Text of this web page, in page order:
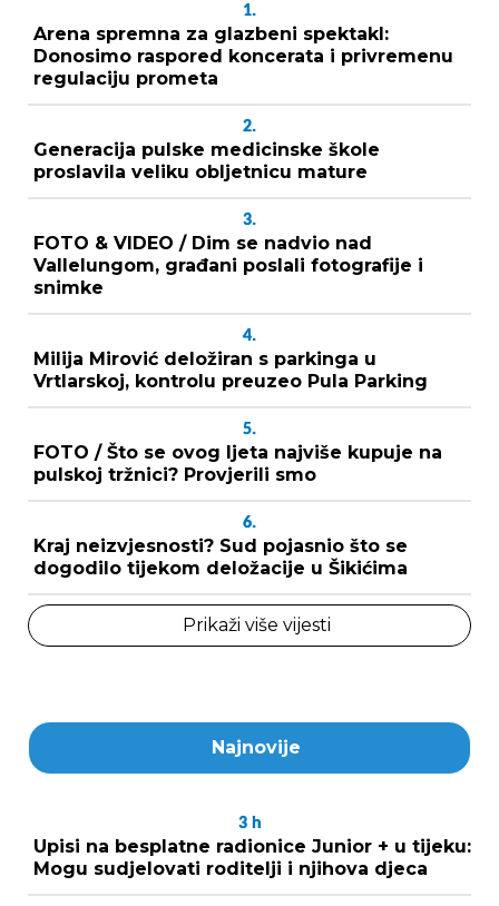
1.
Arena spremna za glazbeni spektakl:
Donosimo raspored koncerata i privremenu
regulaciju prometa
2.
Generacija pulske medicinske škole
proslavila veliku obljetnicu mature
3.
FOTO & VIDEO / Dim se nadvio nad
Vallelungom, građani poslali fotografije i
snimke
4.
Milija Mirović deložiran s parkinga u
Vrtlarskoj, kontrolu preuzeo Pula Parking
5.
FOTO / Što se ovog ljeta najviše kupuje na
pulskoj tržnici? Provjerili smo
6.
Kraj neizvjesnosti? Sud pojasnio što se
dogodilo tijekom deložacije u Šikićima
Prikaži više vijesti
Najnovije
3 h
Upisi na besplatne radionice Junior + u tijeku:
Mogu sudjelovati roditelji i njihova djeca